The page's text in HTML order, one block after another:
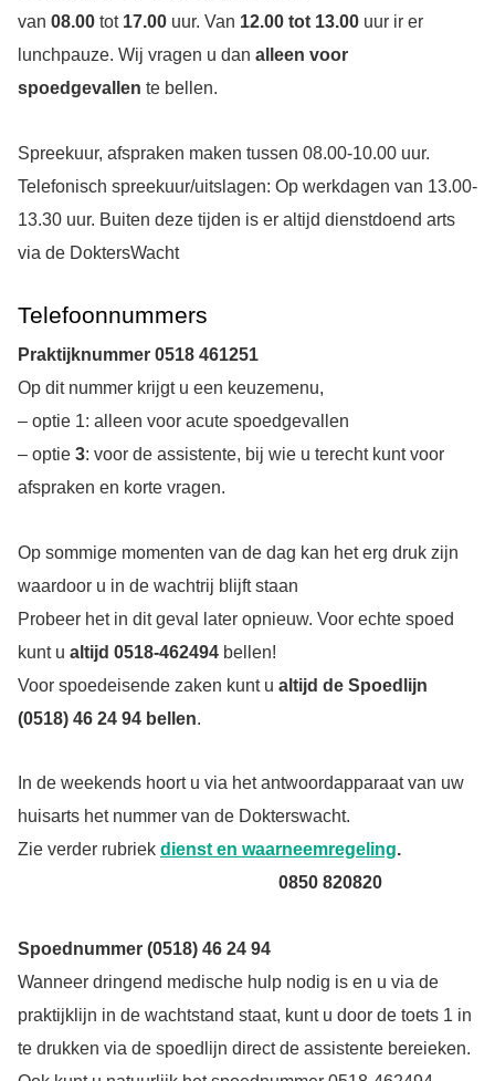
van 08.00 tot 17.00 uur. Van 12.00 tot 13.00 uur ir er
lunchpauze. Wij vragen u dan alleen voor
spoedgevallen te bellen.
Spreekuur, afspraken maken tussen 08.00-10.00 uur.
Telefonisch spreekuur/uitslagen: Op werkdagen van 13.00-
13.30 uur. Buiten deze tijden is er altijd dienstdoend arts
via de DoktersWacht
Telefoonnummers
Praktijknummer 0518 461251
Op dit nummer krijgt u een keuzemenu,
– optie 1: alleen voor acute spoedgevallen
– optie 3: voor de assistente, bij wie u terecht kunt voor
afspraken en korte vragen.
Op sommige momenten van de dag kan het erg druk zijn
waardoor u in de wachtrij blijft staan
Probeer het in dit geval later opnieuw. Voor echte spoed
kunt u altijd 0518-462494 bellen!
Voor spoedeisende zaken kunt u altijd de Spoedlijn
(0518) 46 24 94 bellen.
In de weekends hoort u via het antwoordapparaat van uw
huisarts het nummer van de Dokterswacht.
Zie verder rubriek dienst en waarneemregeling.
0850 820820
Spoednummer (0518) 46 24 94
Wanneer dringend medische hulp nodig is en u via de
praktijklijn in de wachtstand staat, kunt u door de toets 1 in
te drukken via de spoedlijn direct de assistente bereieken.